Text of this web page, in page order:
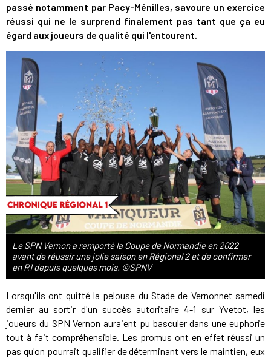
passé notamment par Pacy-Ménilles, savoure un exercice
réussi qui ne le surprend finalement pas tant que ça eu
égard aux joueurs de qualité qui l'entourent.
Le SPN Vernon a remporté la Coupe de Normandie en 2022
avant de réussir une jolie saison en Régional 2 et de confirmer
en R1 depuis quelques mois. ©SPNV
Lorsqu'ils ont quitté la pelouse du Stade de Vernonnet samedi
dernier au sortir d'un succès autoritaire 4-1 sur Yvetot, les
joueurs du SPN Vernon auraient pu basculer dans une euphorie
tout à fait compréhensible. Les promus ont en effet réussi un
pas qu'on pourrait qualifier de déterminant vers le maintien, eux